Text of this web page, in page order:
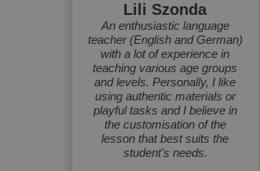
Lili Szonda
An enthusiastic language
teacher (English and German)
with a lot of experience in
teaching various age groups
and levels. Personally, I like
using authentic materials or
playful tasks and I believe in
the customisation of the
lesson that best suits the
student's needs.